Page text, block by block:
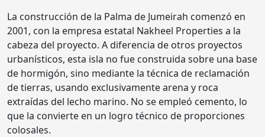
La construcción de la Palma de Jumeirah comenzó en
2001, con la empresa estatal Nakheel Properties a la
cabeza del proyecto. A diferencia de otros proyectos
urbanísticos, esta isla no fue construida sobre una base
de hormigón, sino mediante la técnica de reclamación
de tierras, usando exclusivamente arena y roca
extraídas del lecho marino. No se empleó cemento, lo
que la convierte en un logro técnico de proporciones
colosales.